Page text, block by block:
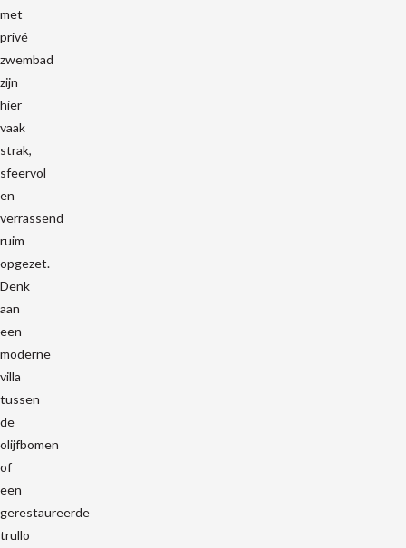
met
privé
zwembad
zijn
hier
vaak
strak,
sfeervol
en
verrassend
ruim
opgezet.
Denk
aan
een
moderne
villa
tussen
de
olijfbomen
of
een
gerestaureerde
trullo